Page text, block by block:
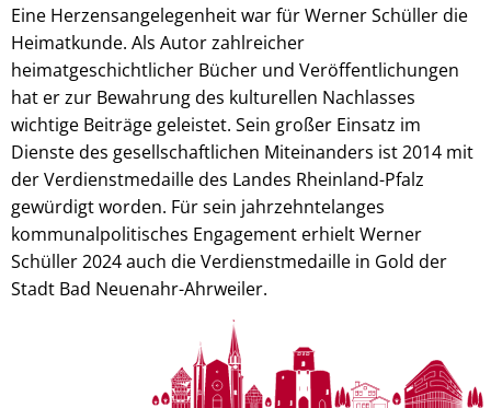
Eine Herzensangelegenheit war für Werner Schüller die
Heimatkunde. Als Autor zahlreicher
heimatgeschichtlicher Bücher und Veröffentlichungen
hat er zur Bewahrung des kulturellen Nachlasses
wichtige Beiträge geleistet. Sein großer Einsatz im
Dienste des gesellschaftlichen Miteinanders ist 2014 mit
der Verdienstmedaille des Landes Rheinland-Pfalz
gewürdigt worden. Für sein jahrzehntelanges
kommunalpolitisches Engagement erhielt Werner
Schüller 2024 auch die Verdienstmedaille in Gold der
Stadt Bad Neuenahr-Ahrweiler.